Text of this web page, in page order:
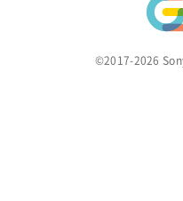
©2017-2026